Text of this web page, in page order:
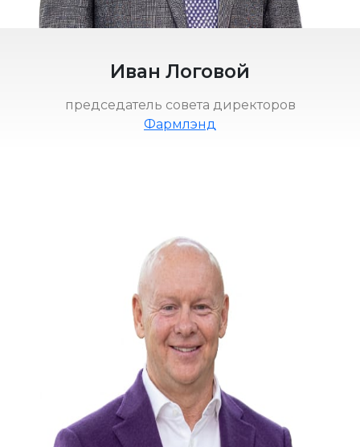
Иван Логовой
председатель совета директоров
Фармлэнд